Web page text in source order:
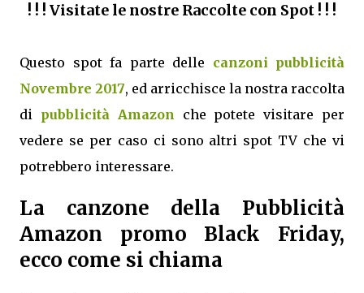
! ! ! Visitate le nostre Raccolte con Spot ! ! !
Questo spot fa parte delle canzoni pubblicità
Novembre 2017, ed arricchisce la nostra raccolta
di pubblicità Amazon che potete visitare per
vedere se per caso ci sono altri spot TV che vi
potrebbero interessare.
La canzone della Pubblicità
Amazon promo Black Friday,
ecco come si chiama